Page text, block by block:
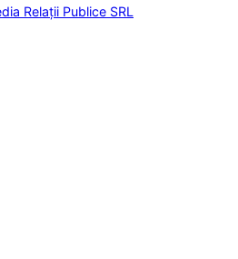
Relații Publice SRL